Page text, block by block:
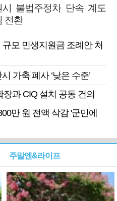
시 불법주정차 단속 계도
전환
모 민생지원금 조례안 처
가축 폐사 ‘낮은 수준’
과 CIQ 설치 공동 건의
만 원 전액 삭감 '군민에
주말엔&라이프